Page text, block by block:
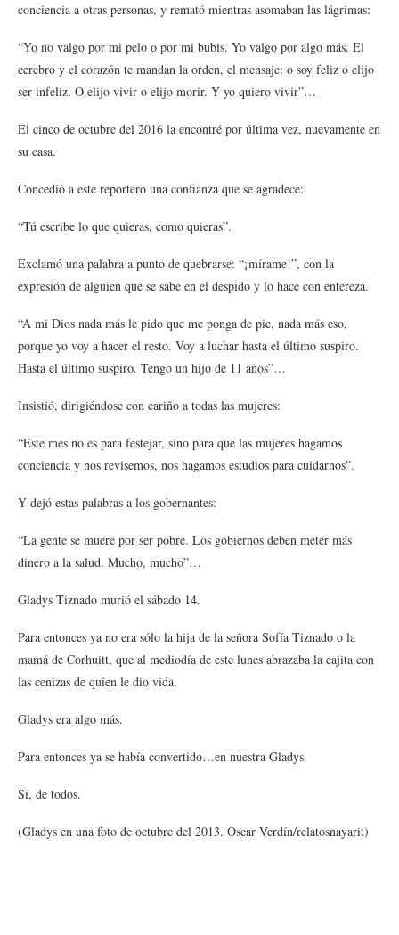
conciencia a otras personas, y remató mientras asomaban las lágrimas:
“Yo no valgo por mi pelo o por mi bubis. Yo valgo por algo más. El
cerebro y el corazón te mandan la orden, el mensaje: o soy feliz o elijo
ser infeliz. O elijo vivir o elijo morir. Y yo quiero vivir”…
El cinco de octubre del 2016 la encontré por última vez, nuevamente en
su casa.
Concedió a este reportero una confianza que se agradece:
“Tú escribe lo que quieras, como quieras”.
Exclamó una palabra a punto de quebrarse: “¡mírame!”, con la
expresión de alguien que se sabe en el despido y lo hace con entereza.
“A mi Dios nada más le pido que me ponga de pie, nada más eso,
porque yo voy a hacer el resto. Voy a luchar hasta el último suspiro.
Hasta el último suspiro. Tengo un hijo de 11 años”…
Insistió, dirigiéndose con cariño a todas las mujeres:
“Este mes no es para festejar, sino para que las mujeres hagamos
conciencia y nos revisemos, nos hagamos estudios para cuidarnos”.
Y dejó estas palabras a los gobernantes:
“La gente se muere por ser pobre. Los gobiernos deben meter más
dinero a la salud. Mucho, mucho”…
Gladys Tiznado murió el sábado 14.
Para entonces ya no era sólo la hija de la señora Sofía Tiznado o la
mamá de Corhuitt, que al mediodía de este lunes abrazaba la cajita con
las cenizas de quien le dio vida.
Gladys era algo más.
Para entonces ya se había convertido…en nuestra Gladys.
Si, de todos.
(Gladys en una foto de octubre del 2013. Oscar Verdín/relatosnayarit)